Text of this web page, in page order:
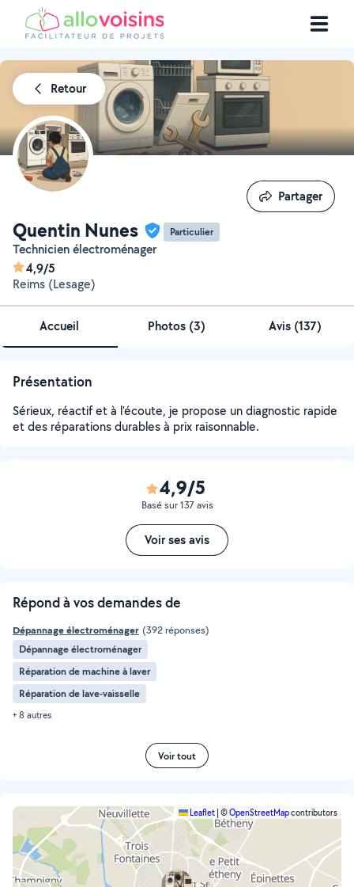
Retour
Quentin Nunes Particulier
Technicien électroménager
4,9/5
Reims (Lesage)
Partager
Partager
Accueil Photos (3) Avis (137)
Présentation
Sérieux, réactif et à l'écoute, je propose un diagnostic rapide
et des réparations durables à prix raisonnable.
4,9/5
Basé sur 137 avis
Voir ses avis
Répond à vos demandes de
Dépannage électroménager (392 réponses)
Dépannage électroménager
Réparation de machine à laver
Réparation de lave-vaisselle
+ 8 autres
Voir tout
Leaflet ©OpenStreetMapcontributors